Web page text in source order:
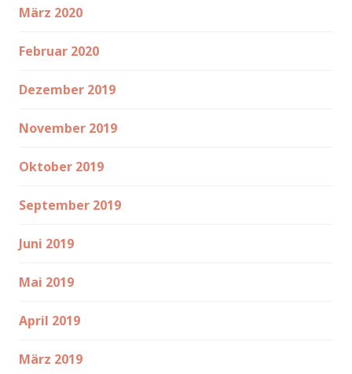
März 2020
Februar 2020
Dezember 2019
November 2019
Oktober 2019
September 2019
Juni 2019
Mai 2019
April 2019
März 2019